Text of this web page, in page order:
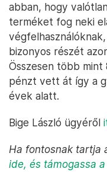
abban, hogy
terméket fog neki
bizonyos részét
Összesen több
pénzt vett át így a
évek alatt.
Bige László ügyéről
Ha fontosnak tartja
ide, és támogassa